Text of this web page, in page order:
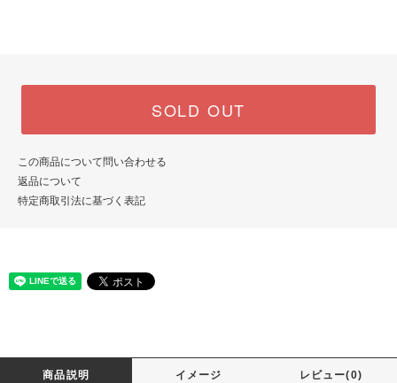
SOLD OUT
この商品について問い合わせる
返品について
特定商取引法に基づく表記
商品説明 イメージ レビュー(0)